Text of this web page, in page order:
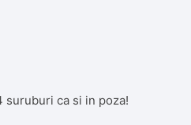
suruburi ca si in poza!